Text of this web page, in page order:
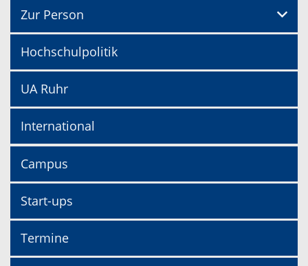
Zur Person
Hochschulpolitik
UA Ruhr
International
Campus
Start-ups
Termine